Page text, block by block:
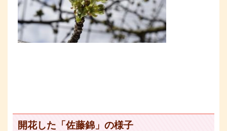
開花した「佐藤錦」の様子